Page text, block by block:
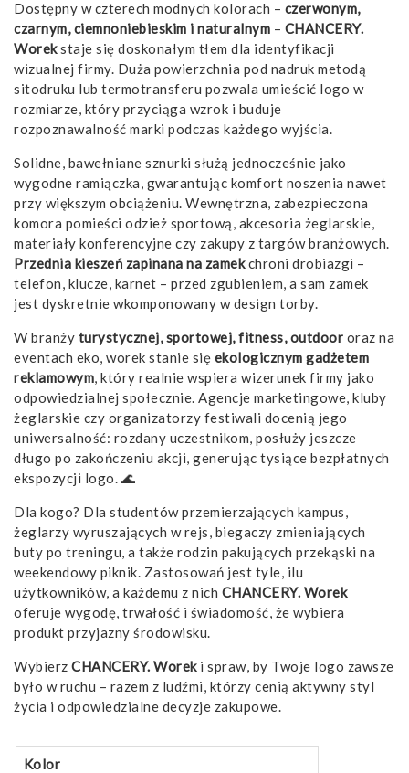
Dostępny w czterech modnych kolorach – czerwonym,
czarnym, ciemnoniebieskim i naturalnym – CHANCERY.
Worekstaje się doskonałym tłem dla identyfikacji
wizualnej firmy. Duża powierzchnia pod nadruk metodą
sitodruku lub termotransferu pozwala umieścić logo w
rozmiarze, który przyciąga wzrok i buduje
rozpoznawalność marki podczas każdego wyjścia.
Solidne, bawełniane sznurki służą jednocześnie jako
wygodne ramiączka, gwarantując komfort noszenia nawet
przy większym obciążeniu. Wewnętrzna, zabezpieczona
komora pomieści odzież sportową, akcesoria żeglarskie,
materiały konferencyjne czy zakupy z targów branżowych.
Przednia kieszeń zapinana na zamekchroni drobiazgi –
telefon, klucze, karnet – przed zgubieniem, a sam zamek
jest dyskretnie wkomponowany w design torby.
W branży turystycznej, sportowej, fitness, outdoor oraz na
eventach eko, worek stanie się ekologicznym gadżetem
reklamowym, który realnie wspiera wizerunek firmy jako
odpowiedzialnej społecznie. Agencje marketingowe, kluby
żeglarskie czy organizatorzy festiwali docenią jego
uniwersalność: rozdany uczestnikom, posłuży jeszcze
długo po zakończeniu akcji, generując tysiące bezpłatnych
ekspozycji logo. 🌊
Dla kogo? Dla studentów przemierzających kampus,
żeglarzy wyruszających w rejs, biegaczy zmieniających
buty po treningu, a także rodzin pakujących przekąski na
weekendowy piknik. Zastosowań jest tyle, ilu
użytkowników, a każdemu z nich CHANCERY. Worek
oferuje wygodę, trwałość i świadomość, że wybiera
produkt przyjazny środowisku.
Wybierz CHANCERY. Woreki spraw, by Twoje logo zawsze
było w ruchu – razem z ludźmi, którzy cenią aktywny styl
życia i odpowiedzialne decyzje zakupowe.
Kolor